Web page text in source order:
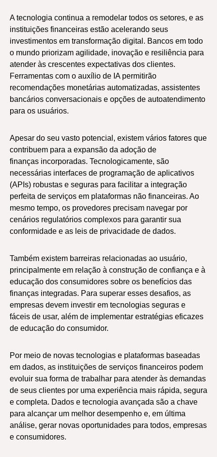
A tecnologia continua a remodelar todos os setores, e as
instituições financeiras estão acelerando seus
investimentos em transformação digital. Bancos em todo
o mundo priorizam agilidade, inovação e resiliência para
atender às crescentes expectativas dos clientes.
Ferramentas com o auxílio de IA permitirão
recomendações monetárias automatizadas, assistentes
bancários conversacionais e opções de autoatendimento
para os usuários.
Apesar do seu vasto potencial, existem vários fatores que
contribuem para a expansão da adoção de
finanças incorporadas. Tecnologicamente, são
necessárias interfaces de programação de aplicativos
(APIs) robustas e seguras para facilitar a integração
perfeita de serviços em plataformas não financeiras. Ao
mesmo tempo, os provedores precisam navegar por
cenários regulatórios complexos para garantir sua
conformidade e as leis de privacidade de dados.
Também existem barreiras relacionadas ao usuário,
principalmente em relação à construção de confiança e à
educação dos consumidores sobre os benefícios das
finanças integradas. Para superar esses desafios, as
empresas devem investir em tecnologias seguras e
fáceis de usar, além de implementar estratégias eficazes
de educação do consumidor.
Por meio de novas tecnologias e plataformas baseadas
em dados, as instituições de serviços financeiros podem
evoluir sua forma de trabalhar para atender às demandas
de seus clientes por uma experiência mais rápida, segura
e completa. Dados e tecnologia avançada são a chave
para alcançar um melhor desempenho e, em última
análise, gerar novas oportunidades para todos, empresas
e consumidores.